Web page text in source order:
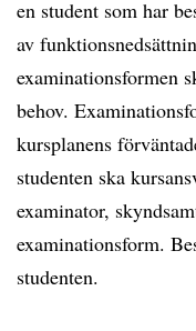
en student som har
av
examinationsformen
behov.
kursplanens
studenten ska
examinator,
examinationsform.
studenten.